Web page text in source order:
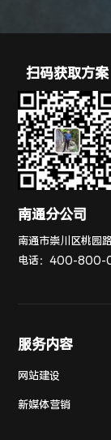
扫码获取方案
南通分公司
南通市崇川区桃园
电话：400-800-
服务内容
网站建设
新媒体营销